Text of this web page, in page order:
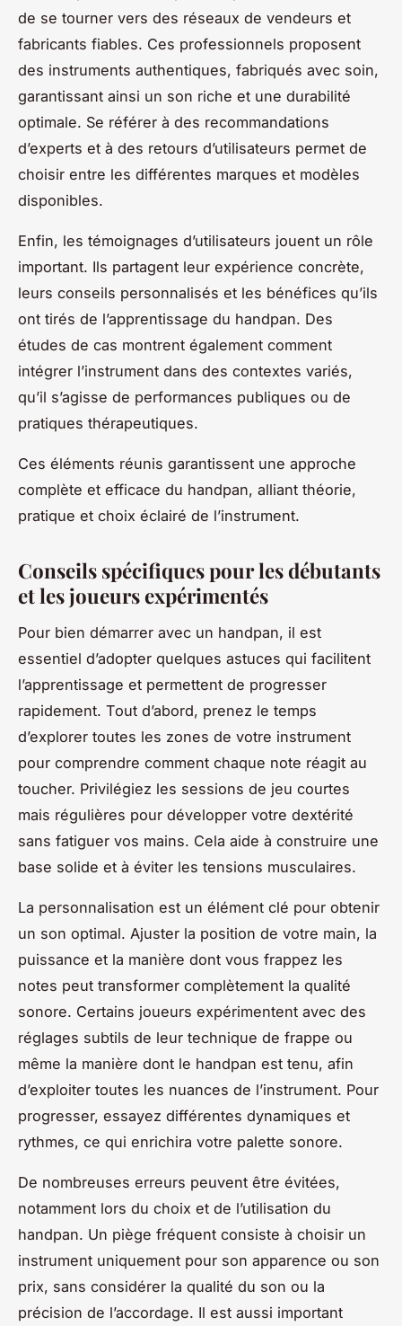
de se tourner vers des réseaux de vendeurs et
fabricants fiables. Ces professionnels proposent
des instruments authentiques, fabriqués avec soin,
garantissant ainsi un son riche et une durabilité
optimale. Se référer à des recommandations
d’experts et à des retours d’utilisateurs permet de
choisir entre les différentes marques et modèles
disponibles.
Enfin, les témoignages d’utilisateurs jouent un rôle
important. Ils partagent leur expérience concrète,
leurs conseils personnalisés et les bénéfices qu’ils
ont tirés de l’apprentissage du handpan. Des
études de cas montrent également comment
intégrer l’instrument dans des contextes variés,
qu’il s’agisse de performances publiques ou de
pratiques thérapeutiques.
Ces éléments réunis garantissent une approche
complète et efficace du handpan, alliant théorie,
pratique et choix éclairé de l’instrument.
Conseils spécifiques pour les débutants
et les joueurs expérimentés
Pour bien démarrer avec un handpan, il est
essentiel d’adopter quelques astuces qui facilitent
l’apprentissage et permettent de progresser
rapidement. Tout d’abord, prenez le temps
d’explorer toutes les zones de votre instrument
pour comprendre comment chaque note réagit au
toucher. Privilégiez les sessions de jeu courtes
mais régulières pour développer votre dextérité
sans fatiguer vos mains. Cela aide à construire une
base solide et à éviter les tensions musculaires.
La personnalisation est un élément clé pour obtenir
un son optimal. Ajuster la position de votre main, la
puissance et la manière dont vous frappez les
notes peut transformer complètement la qualité
sonore. Certains joueurs expérimentent avec des
réglages subtils de leur technique de frappe ou
même la manière dont le handpan est tenu, afin
d’exploiter toutes les nuances de l’instrument. Pour
progresser, essayez différentes dynamiques et
rythmes, ce qui enrichira votre palette sonore.
De nombreuses erreurs peuvent être évitées,
notamment lors du choix et de l’utilisation du
handpan. Un piège fréquent consiste à choisir un
instrument uniquement pour son apparence ou son
prix, sans considérer la qualité du son ou la
précision de l’accordage. Il est aussi important